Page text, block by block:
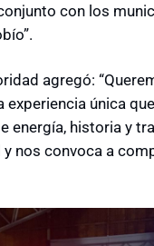
con los
agregó:
experiencia única
energía, historia y
nos convoca a